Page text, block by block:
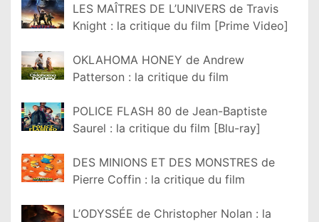
LES MAÎTRES DE L’UNIVERS de Travis
Knight : la critique du film [Prime Video]
OKLAHOMA HONEY de Andrew
Patterson : la critique du film
POLICE FLASH 80 de Jean-Baptiste
Saurel : la critique du film [Blu-ray]
DES MINIONS ET DES MONSTRES de
Pierre Coffin : la critique du film
L’ODYSSÉE de Christopher Nolan : la